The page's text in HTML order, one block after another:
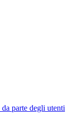
parte degli utenti